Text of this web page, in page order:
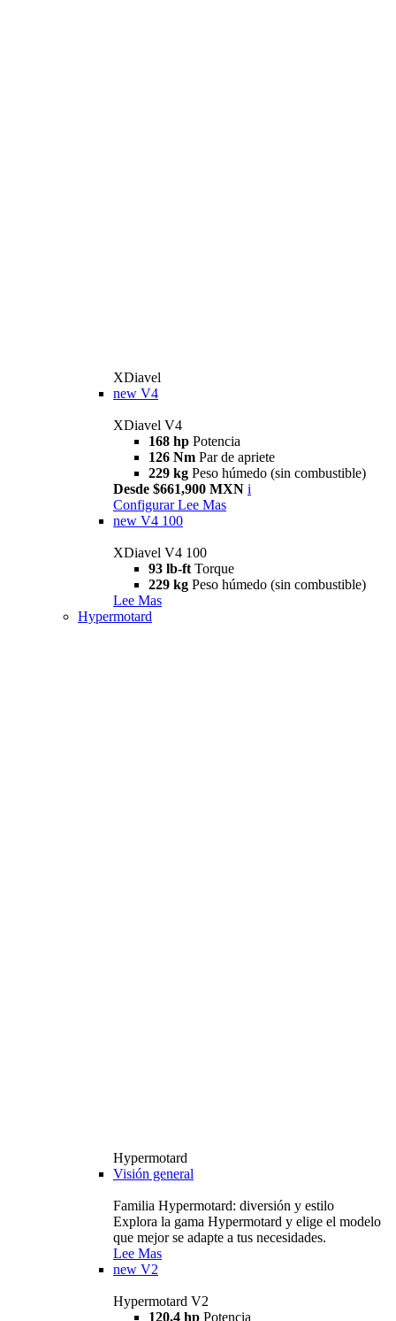
XDiavel
new V4
XDiavel V4
168 hp Potencia
126 Nm Par de apriete
229 kg Peso húmedo (sin combustible)
Desde $661,900 MXN i
Configurar Lee Mas
new V4 100
XDiavel V4 100
93 lb-ft Torque
229 kg Peso húmedo (sin combustible)
Lee Mas
Hypermotard
Hypermotard
Visión general
Familia Hypermotard: diversión y estilo
Explora la gama Hypermotard y elige el modelo
que mejor se adapte a tus necesidades.
Lee Mas
new V2
Hypermotard V2
120,4 hp Potencia